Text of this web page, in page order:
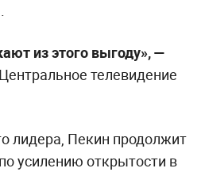
из этого выгоду», —
телевидение
лидера, Пекин продолжит
усилению открытости в